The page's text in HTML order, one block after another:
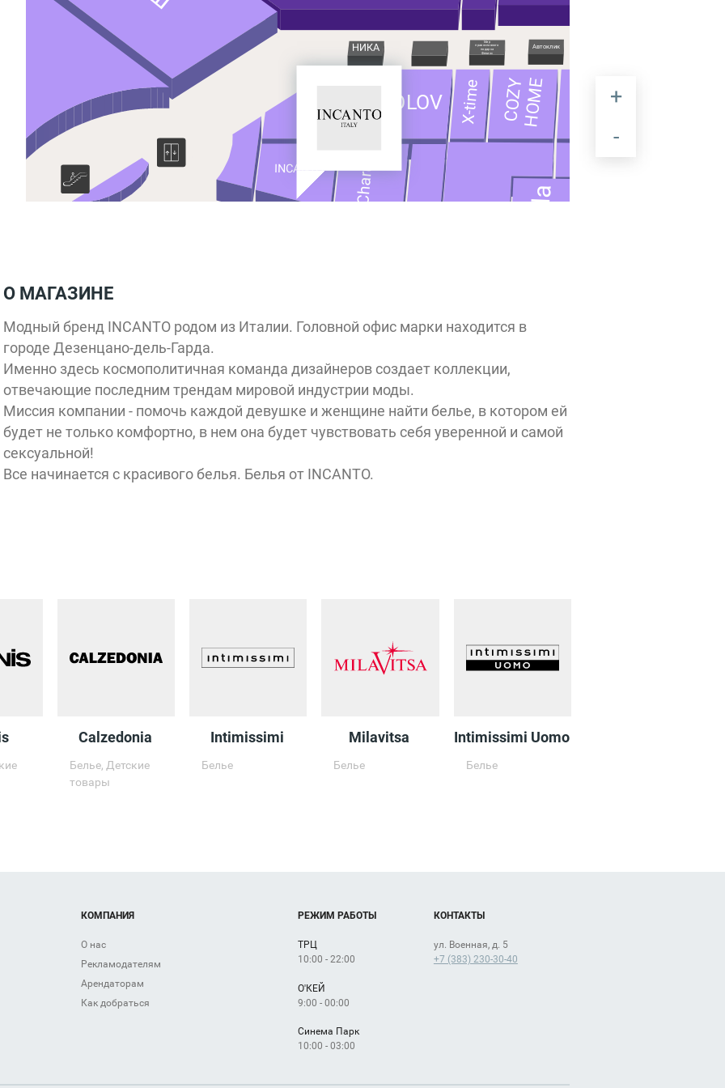
SOKOLOV X-time COZYHOME
Furla
Charuel
INCANTO
НИКА Мир
православного
подарка
Феникс
Автоклик
О МАГАЗИНЕ
Модный бренд INCANTO родом из Италии. Головной офис марки находится в
городе Дезенцано-дель-Гарда.
Именно здесь космополитичная команда дизайнеров создает коллекции,
отвечающие последним трендам мировой индустрии моды.
Миссия компании - помочь каждой девушке и женщине найти белье, в котором ей
будет не только комфортно, в нем она будет чувствовать себя уверенной и самой
сексуальной!
Все начинается с красивого белья. Белья от INCANTO.
Calzedonia
Белье, Детские
товары
Intimissimi
Белье
Milavitsa
Белье
Intimissimi Uomo
Белье
КОМПАНИЯ
О нас
Рекламодателям
Арендаторам
Как добраться
РЕЖИМ РАБОТЫ
ТРЦ
10:00 - 22:00
О'КЕЙ
9:00 - 00:00
Синема Парк
10:00 - 03:00
КОНТАКТЫ
ул. Военная, д. 5
+7 (383) 230-30-40